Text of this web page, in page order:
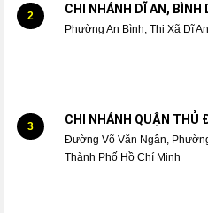
2 CHI NHÁNH DĨ AN, BÌNH
Phường An Bình, Thị Xã Dĩ
3 CHI NHÁNH QUẬN THỦ
Đường Võ Văn Ngân,
Thành Phố Hồ Chí Minh